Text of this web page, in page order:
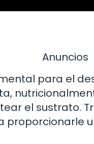
Anuncios
para el
el sustrato.
proporcionarle